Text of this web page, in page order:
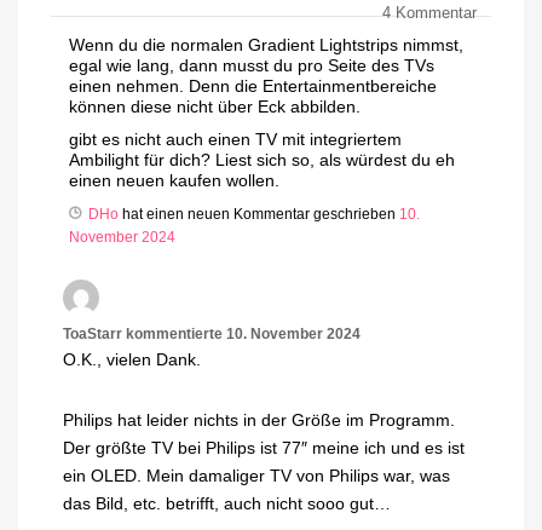
4Kommentar
Wenn du die normalen Gradient Lightstrips nimmst,
egal wie lang, dann musst du pro Seite des TVs
einen nehmen. Denn die Entertainmentbereiche
können diese nicht über Eck abbilden.
gibt es nicht auch einen TV mit integriertem
Ambilight für dich? Liest sich so, als würdest du eh
einen neuen kaufen wollen.
DHo hat einen neuen Kommentar geschrieben 10.
November 2024
ToaStarr kommentierte 10. November 2024
O.K., vielen Dank.
Philips hat leider nichts in der Größe im Programm.
Der größte TV bei Philips ist 77″ meine ich und es ist
ein OLED. Mein damaliger TV von Philips war, was
das Bild, etc. betrifft, auch nicht sooo gut…